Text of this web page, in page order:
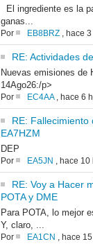
El ingrediente es la
ganas...
Por EB8BRZ, hace
RE: Actividades
Nuevas emisiones de
14Ago26:/p>
Por EC4AA, hace 6
RE: Fallecimiento
EA7HZM
DEP
Por EA5JN , hace 10
RE: Voy a Hacer
POTA y DME
Para POTA, lo mejor
Y, claro, ...
Por EA1CN , hace